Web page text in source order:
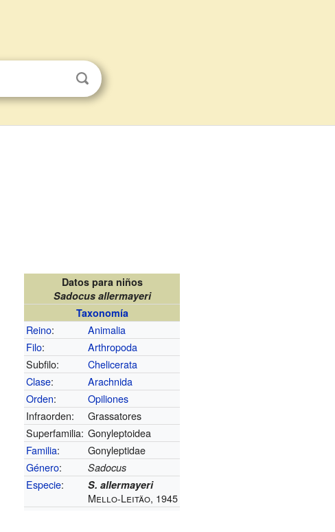
Datos para niños
Sadocus allermayeri
Taxonomía
Reino:
Animalia
Filo:
Arthropoda
Subfilo:
Chelicerata
Clase:
Arachnida
Orden:
Opiliones
Infraorden:
Grassatores
Superfamilia: Gonyleptoidea
Familia:
Gonyleptidae
Género: Sadocus
Especie: S. allermayeri
Mello-Leitão, 1945